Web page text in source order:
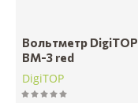
Вольтметр DigiTOP
ВМ-3 red
DigiTOP